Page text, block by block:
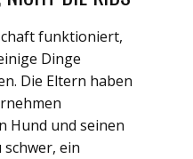
funktioniert,
Dinge
Die Eltern haben
Hund und seinen
schwer, ein